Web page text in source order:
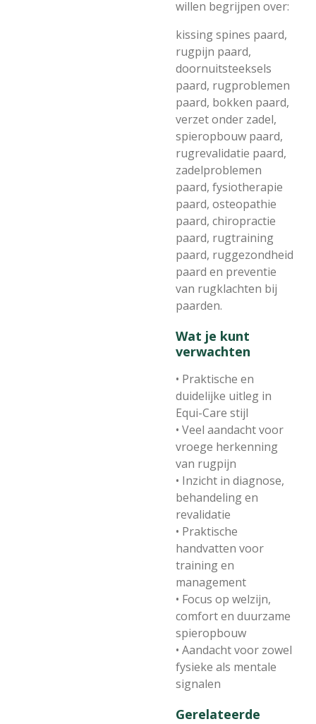
willen begrijpen over:
kissing spines paard,
rugpijn paard,
doornuitsteeksels
paard, rugproblemen
paard, bokken paard,
verzet onder zadel,
spieropbouw paard,
rugrevalidatie paard,
zadelproblemen
paard, fysiotherapie
paard, osteopathie
paard, chiropractie
paard, rugtraining
paard, ruggezondheid
paard en preventie
van rugklachten bij
paarden.
Wat je kunt
verwachten
• Praktische en
duidelijke uitleg in
Equi-Care stijl
• Veel aandacht voor
vroege herkenning
van rugpijn
• Inzicht in diagnose,
behandeling en
revalidatie
• Praktische
handvatten voor
training en
management
• Focus op welzijn,
comfort en duurzame
spieropbouw
• Aandacht voor zowel
fysieke als mentale
signalen
Gerelateerde